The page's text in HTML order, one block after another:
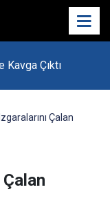
Çıktı
Çalan